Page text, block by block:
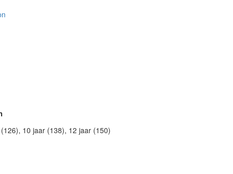
10 jaar (138), 12 jaar (150)